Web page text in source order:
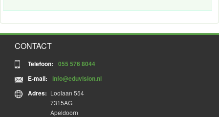
CONTACT
Telefoon:
055 576 8044
E-mail:
info@eduvision.nl
Adres: Loolaan 554
7315AG
Apeldoorn